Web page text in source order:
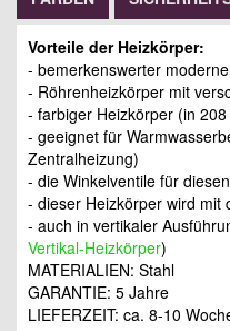
Vorteile der Heizkörper:
- bemerkenswerter
- Röhrenheizkörper mit
- farbiger Heizkörper (in
- geeignet für
Zentralheizung)
- die Winkelventile für
- dieser Heizkörper wird mit
- auch in vertikaler
Vertikal-Heizkörper)
MATERIALIEN: Stahl
GARANTIE: 5 Jahre
LIEFERZEIT: ca. 8-10